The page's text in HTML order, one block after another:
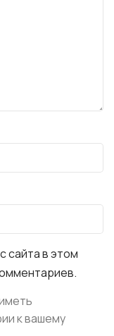
сайта в этом
к вашему